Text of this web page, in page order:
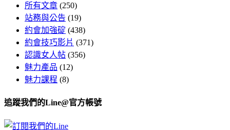
所有文章 (250)
站務與公告 (19)
約會加強碇 (438)
約會技巧影片 (371)
認識女人帖 (356)
魅力產品 (12)
魅力課程 (8)
追蹤我們的Line@官方帳號